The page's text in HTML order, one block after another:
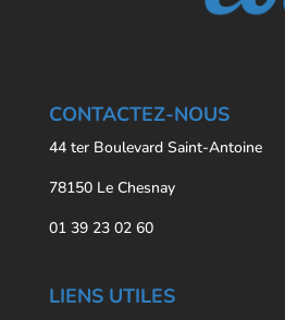
CONTACTEZ-NOUS
44 ter Boulevard Saint-Antoine
78150 Le Chesnay
01 39 23 02 60
LIENS UTILES